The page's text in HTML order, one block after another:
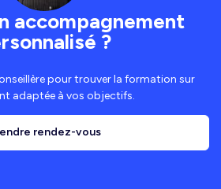
accompagnement
?
pour trouver la formation sur
adaptée à vos objectifs.
rendez-vous